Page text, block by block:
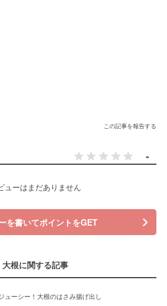
この記事を報告する
-
ューはまだありません
を書いてポイントをGET
大根に関する記事
ューシー！大根のはさみ揚げ出し